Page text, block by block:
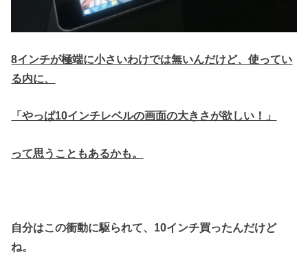
8インチが極端に小さいわけでは無いんだけど、使ってい
る内に、
「やっぱ10インチレベルの画面の大きさが欲しい！」
って思うこともあるかも。
自分はこの衝動に駆られて、10インチ買ったんだけど
ね。